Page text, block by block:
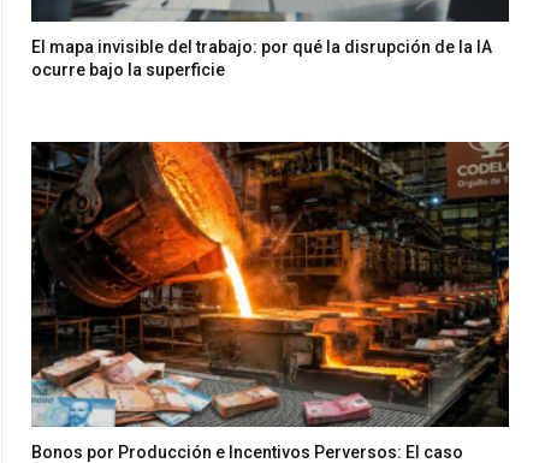
El mapa invisible del trabajo: por qué la disrupción de la IA
ocurre bajo la superficie
Bonos por Producción e Incentivos Perversos: El caso